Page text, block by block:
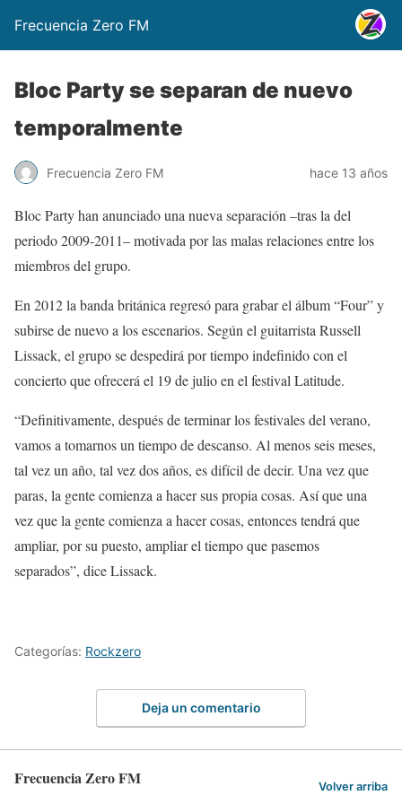
Frecuencia Zero FM
Bloc Party se separan de nuevo
temporalmente
Frecuencia Zero FM hace 13 años
Bloc Party han anunciado una nueva separación –tras la del
periodo 2009-2011– motivada por las malas relaciones entre los
miembros del grupo.
En 2012 la banda británica regresó para grabar el álbum “Four” y
subirse de nuevo a los escenarios. Según el guitarrista Russell
Lissack, el grupo se despedirá por tiempo indefinido con el
concierto que ofrecerá el 19 de julio en el festival Latitude.
“Definitivamente, después de terminar los festivales del verano,
vamos a tomarnos un tiempo de descanso. Al menos seis meses,
tal vez un año, tal vez dos años, es difícil de decir. Una vez que
paras, la gente comienza a hacer sus propia cosas. Así que una
vez que la gente comienza a hacer cosas, entonces tendrá que
ampliar, por su puesto, ampliar el tiempo que pasemos
separados”, dice Lissack.
Categorías: Rockzero
Deja un comentario
Frecuencia Zero FM Volver arriba